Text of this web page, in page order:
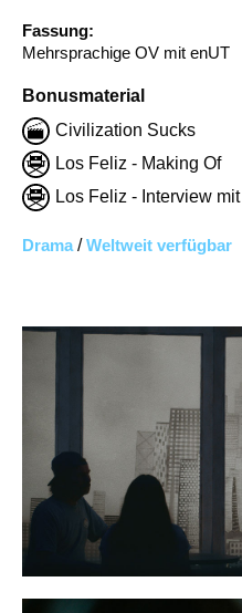
Fassung:
Mehrsprachige OV mit enUT
Bonusmaterial
Civilization Sucks
Los Feliz - Making Of
Los Feliz - Interview
Drama /Weltweit verfügbar